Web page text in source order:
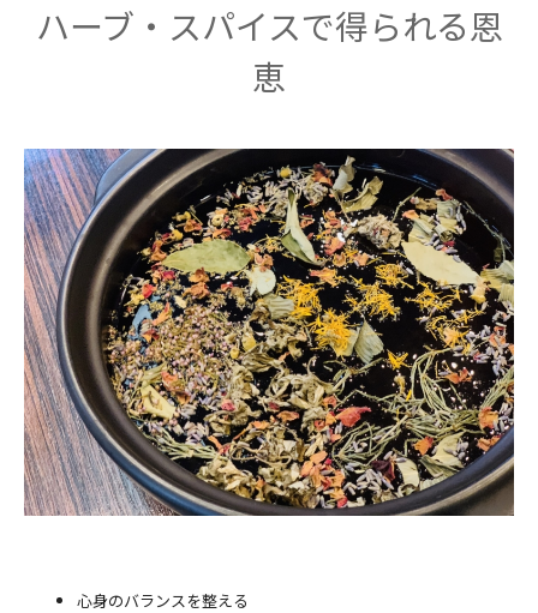
ハーブ・スパイスで得られる恩
恵
心身のバランスを整える